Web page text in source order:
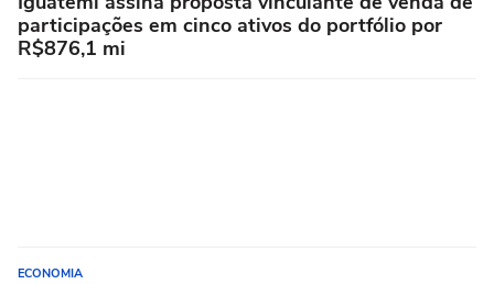
participações em cinco ativos do portfólio por
R$876,1 mi
ECONOMIA